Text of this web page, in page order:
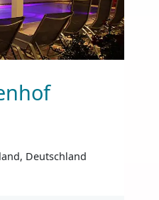
Deutschland